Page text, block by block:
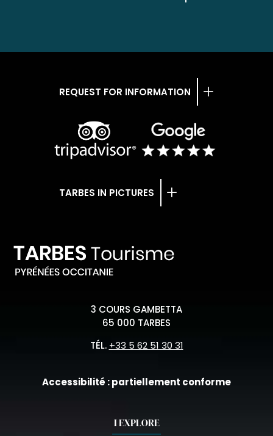
REQUEST FOR INFORMATION
TARBES IN PICTURES
3 COURS GAMBETTA
65 000 TARBES
TÉL. +33 5 62 51 30 31
Accessibilité : partiellement conforme
I EXPLORE